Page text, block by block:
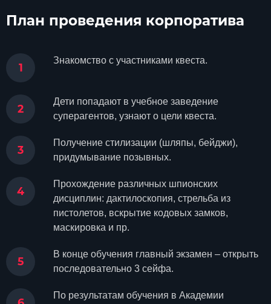
План проведения корпоратива
Знакомство с участниками квеста.
Дети попадают в учебное заведение
суперагентов, узнают о цели квеста.
Получение стилизации (шляпы, бейджи),
придумывание позывных.
Прохождение различных шпионских
дисциплин: дактилоскопия, стрельба из
пистолетов, вскрытие кодовых замков,
маскировка и пр.
В конце обучения главный экзамен – открыть
последовательно 3 сейфа.
По результатам обучения в Академии